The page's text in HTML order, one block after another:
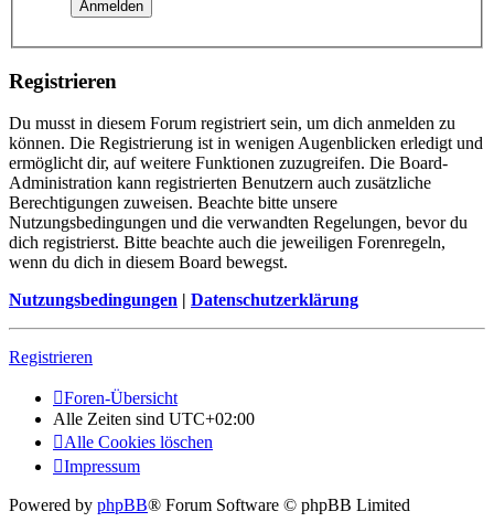
Registrieren
Du musst in diesem Forum registriert sein, um dich anmelden zu
können. Die Registrierung ist in wenigen Augenblicken erledigt und
ermöglicht dir, auf weitere Funktionen zuzugreifen. Die Board-
Administration kann registrierten Benutzern auch zusätzliche
Berechtigungen zuweisen. Beachte bitte unsere
Nutzungsbedingungen und die verwandten Regelungen, bevor du
dich registrierst. Bitte beachte auch die jeweiligen Forenregeln,
wenn du dich in diesem Board bewegst.
Nutzungsbedingungen | Datenschutzerklärung
Registrieren
Foren-Übersicht
Alle Zeiten sind UTC+02:00
Alle Cookies löschen
Impressum
Powered by phpBB® Forum Software © phpBB Limited